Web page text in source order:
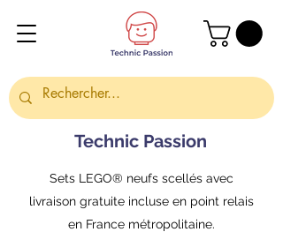
Technic Passion
Sets LEGO® neufs scellés avec
livraison gratuite incluse en point relais
en France métropolitaine.